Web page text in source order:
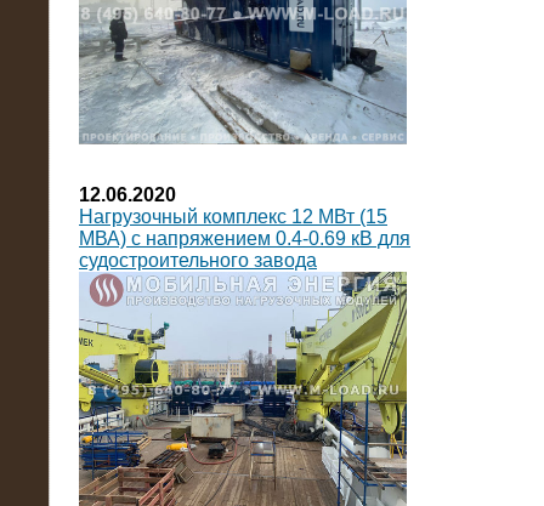
12.06.2020
Нагрузочный комплекс 12 МВт (15
МВА) с напряжением 0.4-0.69 кВ для
судостроительного завода